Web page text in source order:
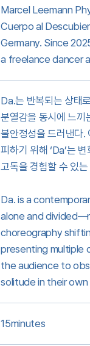
Marcel Leemann
Cuerpo al
Germany. Since
a freelance dancer
Da.는 반복되는 상태
분열감을 동시에 느끼
불안정성을 드러낸다.
피하기 위해 ‘Da’는
고독을 경험할 수 있
Da. is a
alone and
choreography
presenting multiple
the audience to
solitude in their own
15minutes